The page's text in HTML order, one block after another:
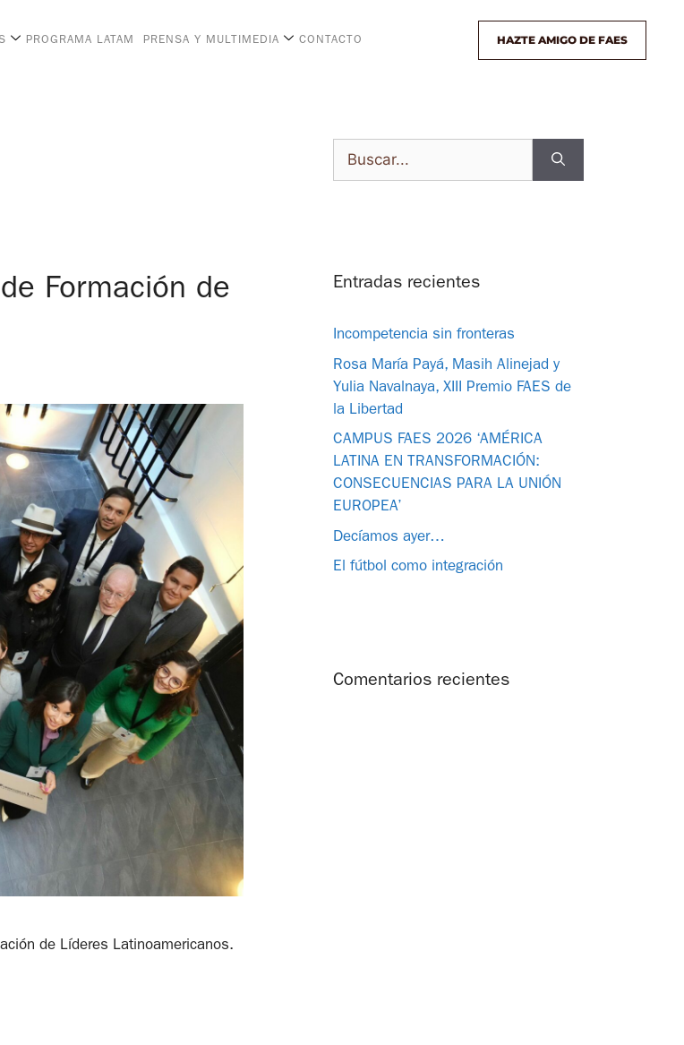
PROGRAMA LATAM PRENSA Y MULTIMEDIA CONTACTO HAZTE AMIGO DE FAES
Formación de
de Líderes Latinoamericanos.
Entradas recientes
Incompetencia sin fronteras
Rosa María Payá, Masih Alinejad y
Yulia Navalnaya, XIII Premio FAES de
la Libertad
CAMPUS FAES 2026 ‘AMÉRICA
LATINA EN TRANSFORMACIÓN:
CONSECUENCIAS PARA LA UNIÓN
EUROPEA’
Decíamos ayer…
El fútbol como integración
Comentarios recientes